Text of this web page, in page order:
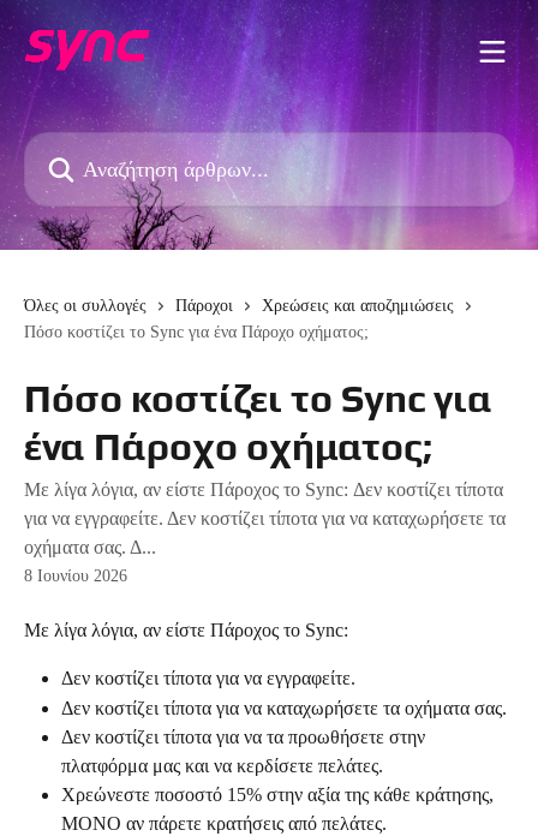
Mετάβαση στο κύριο περιεχόμενο
Αναζήτηση άρθρων...
Όλες οι συλλογές Πάροχοι
Χρεώσεις και αποζημιώσεις
Πόσο κοστίζει το Sync για ένα Πάροχο οχήματος;
Πόσο κοστίζει το Sync για
ένα Πάροχο οχήματος;
Με λίγα λόγια, αν είστε Πάροχος το Sync: Δεν κοστίζει τίποτα
για να εγγραφείτε. Δεν κοστίζει τίποτα για να καταχωρήσετε τα
οχήματα σας. Δ...
8 Ιουνίου 2026
Με λίγα λόγια, αν είστε Πάροχος το Sync:
Δεν κοστίζει τίποτα για να εγγραφείτε.
Δεν κοστίζει τίποτα για να καταχωρήσετε τα οχήματα σας.
Δεν κοστίζει τίποτα για να τα προωθήσετε στην
πλατφόρμα μας και να κερδίσετε πελάτες.
Χρεώνεστε ποσοστό 15% στην αξία της κάθε κράτησης,
ΜΟΝΟ αν πάρετε κρατήσεις από πελάτες.